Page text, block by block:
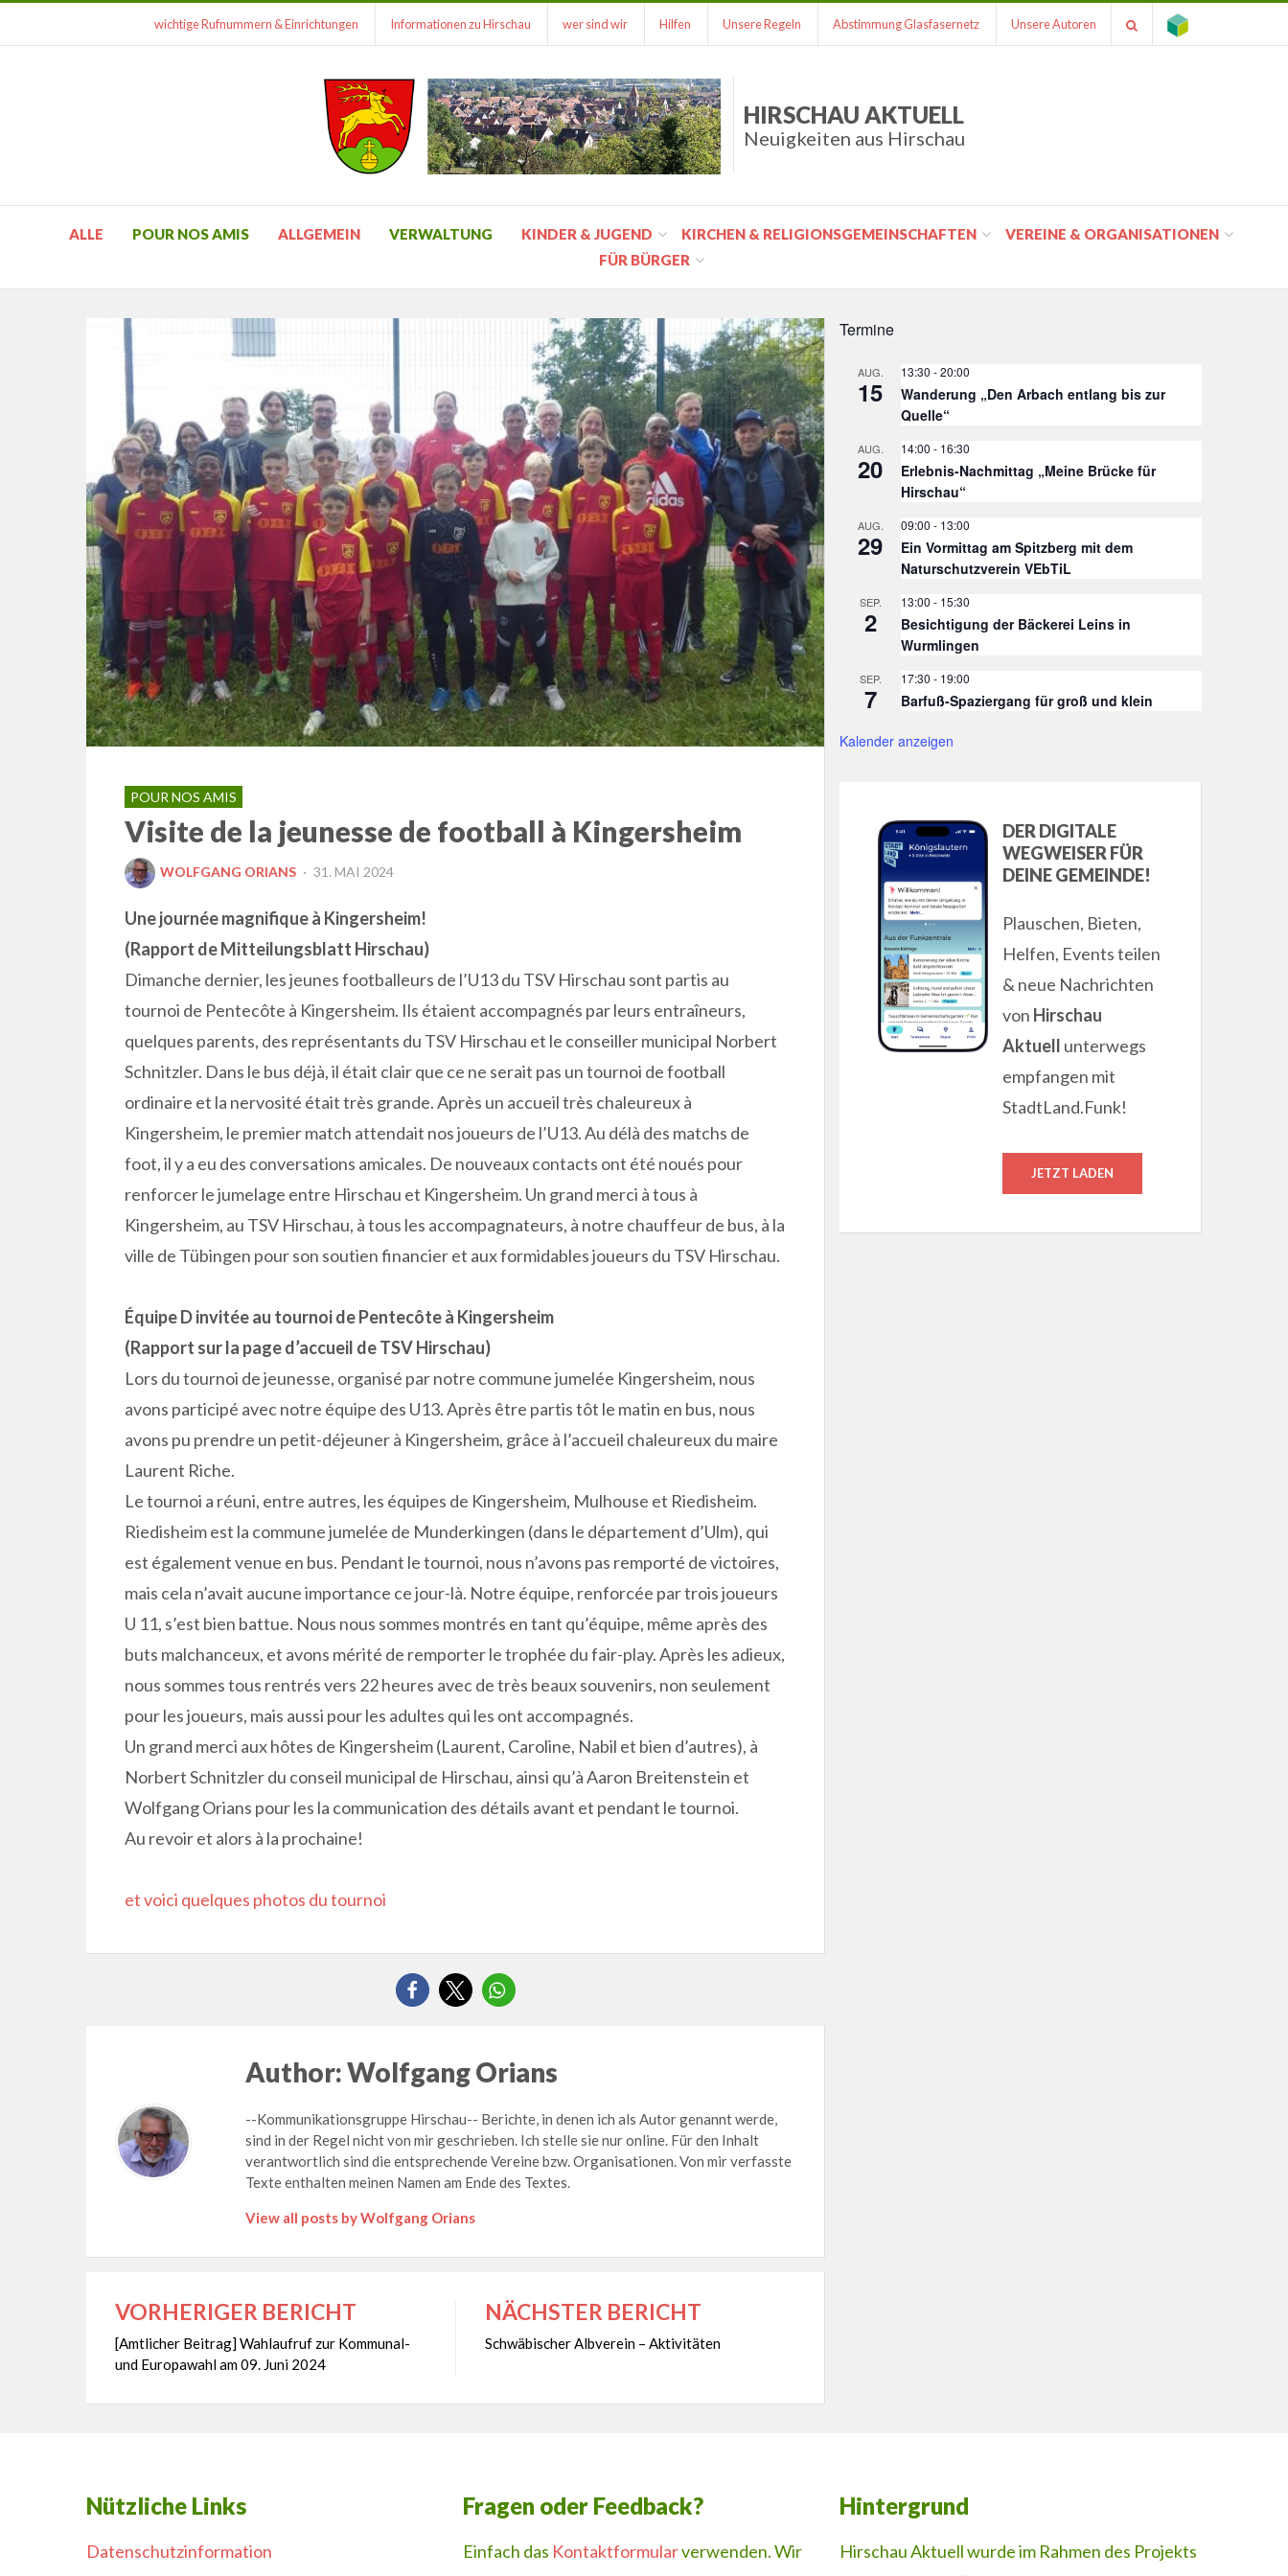
wichtige Rufnummern & Einrichtungen Informationen zu Hirschau wer sind wir Hilfen Unsere Regeln Abstimmung Glasfasernetz Unsere Autoren
HIRSCHAU AKTUELL
Neuigkeiten aus Hirschau
ALLE POUR NOS AMIS ALLGEMEIN VERWALTUNG KINDER & JUGEND KIRCHEN & RELIGIONSGEMEINSCHAFTEN
VEREINE & ORGANISATIONEN
FÜR BÜRGER
POUR NOS AMIS
Visite de la jeunesse de football à Kingersheim
WOLFGANG ORIANS
POSTED
31. MAI 2024
Une journée magnifique à Kingersheim!
(Rapport de Mitteilungsblatt Hirschau)
Dimanche dernier, les jeunes footballeurs de l’U13 du TSV Hirschau sont partis au
tournoi de Pentecôte à Kingersheim. Ils étaient accompagnés par leurs entraîneurs,
quelques parents, des représentants du TSV Hirschau et le conseiller municipal Norbert
Schnitzler. Dans le bus déjà, il était clair que ce ne serait pas un tournoi de football
ordinaire et la nervosité était très grande. Après un accueil très chaleureux à
Kingersheim, le premier match attendait nos joueurs de l’U13. Au délà des matchs de
foot, il y a eu des conversations amicales. De nouveaux contacts ont été noués pour
renforcer le jumelage entre Hirschau et Kingersheim. Un grand merci à tous à
Kingersheim, au TSV Hirschau, à tous les accompagnateurs, à notre chauffeur de bus, à la
ville de Tübingen pour son soutien financier et aux formidables joueurs du TSV Hirschau.
Équipe D invitée au tournoi de Pentecôte à Kingersheim
(Rapport sur la page d’accueil de TSV Hirschau)
Lors du tournoi de jeunesse, organisé par notre commune jumelée Kingersheim, nous
avons participé avec notre équipe des U13. Après être partis tôt le matin en bus, nous
avons pu prendre un petit-déjeuner à Kingersheim, grâce à l’accueil chaleureux du maire
Laurent Riche.
Le tournoi a réuni, entre autres, les équipes de Kingersheim, Mulhouse et Riedisheim.
Riedisheim est la commune jumelée de Munderkingen (dans le département d’Ulm), qui
est également venue en bus. Pendant le tournoi, nous n’avons pas remporté de victoires,
mais cela n’avait aucune importance ce jour-là. Notre équipe, renforcée par trois joueurs
U 11, s’est bien battue. Nous nous sommes montrés en tant qu’équipe, même après des
buts malchanceux, et avons mérité de remporter le trophée du fair-play. Après les adieux,
nous sommes tous rentrés vers 22 heures avec de très beaux souvenirs, non seulement
pour les joueurs, mais aussi pour les adultes qui les ont accompagnés.
Un grand merci aux hôtes de Kingersheim (Laurent, Caroline, Nabil et bien d’autres), à
Norbert Schnitzler du conseil municipal de Hirschau, ainsi qu’à Aaron Breitenstein et
Wolfgang Orians pour les la communication des détails avant et pendant le tournoi.
Au revoir et alors à la prochaine!
et voici quelques photos du tournoi
Author:Wolfgang Orians
--Kommunikationsgruppe Hirschau-- Berichte, in denen ich als Autor genannt werde,
sind in der Regel nicht von mir geschrieben. Ich stelle sie nur online. Für den Inhalt
verantwortlich sind die entsprechende Vereine bzw. Organisationen. Von mir verfasste
Texte enthalten meinen Namen am Ende des Textes.
View all posts by Wolfgang Orians
Beitragsnavigation
VORHERIGER BERICHT
[Amtlicher Beitrag] Wahlaufruf zur Kommunal-
und Europawahl am 09. Juni 2024
NÄCHSTER BERICHT
Schwäbischer Albverein – Aktivitäten
Termine
AUG.
15
13:30 -20:00
Wanderung „Den Arbach entlang bis zur
Quelle“
AUG.
20
14:00 - 16:30
Erlebnis-Nachmittag „Meine Brücke für
Hirschau“
AUG.
29
09:00 - 13:00
Ein Vormittag am Spitzberg mit dem
Naturschutzverein VEbTiL
SEP.
2
13:00 - 15:30
Besichtigung der Bäckerei Leins in
Wurmlingen
SEP.
7
17:30 - 19:00
Barfuß-Spaziergang für groß und klein
Kalender anzeigen
DER DIGITALE
WEGWEISER FÜR
DEINE GEMEINDE!
Plauschen, Bieten,
Helfen, Events teilen
& neue Nachrichten
von Hirschau
Aktuell unterwegs
empfangen mit
StadtLand.Funk!
JETZT LADEN
Nützliche Links
Datenschutzinformation
Fragen oder Feedback?
Einfach das Kontaktformularverwenden. Wir
Hintergrund
Hirschau Aktuell wurde im Rahmen des Projekts